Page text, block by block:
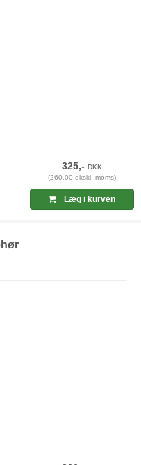
325,-DKK
(260,00 ekskl. moms)
Læg i kurven